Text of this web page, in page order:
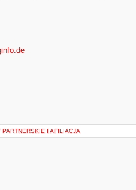
PARTNERSKIE I AFILIACJA